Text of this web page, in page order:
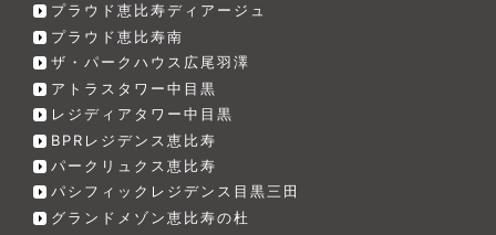
プラウド恵比寿ディアージュ
プラウド恵比寿南
ザ・パークハウス広尾羽澤
アトラスタワー中目黒
レジディアタワー中目黒
BPRレジデンス恵比寿
パークリュクス恵比寿
パシフィックレジデンス目黒三田
グランドメゾン恵比寿の杜